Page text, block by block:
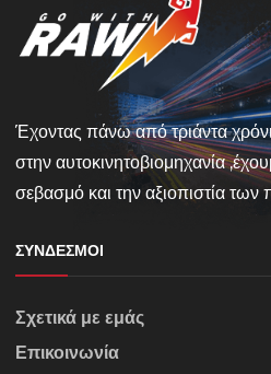
Έχοντας πάνω από τριάντα
στην αυτοκινητοβιομηχανία
σεβασμό και την αξιοπιστία των
ΣΎΝΔΕΣΜΟΙ
Σχετικά με εμάς
Επικοινωνία